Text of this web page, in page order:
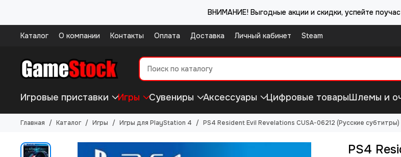
ВНИМАНИЕ! Выгодные акции и скидки, успейте
Каталог О компании Контакты Оплата Доставка Личный кабинет Steam
Игровые приставки Игры Сувениры Аксессуары Цифровые товарыШлемы и
Главная Каталог Игры Игры для PlayStation 4 PS4 Resident Evil Revelations CUSA-06212 (Русские субтитры)
PS4